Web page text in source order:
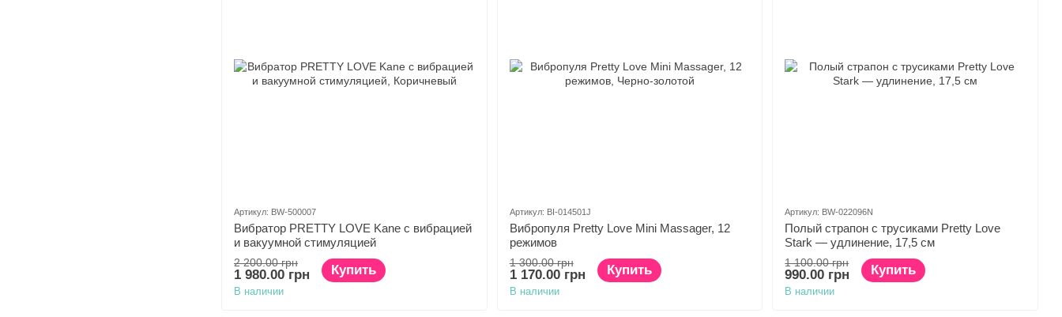
Артикул: BW-500007
Вибратор PRETTY LOVE Kane с вибрацией
и вакуумной стимуляцией
2 200.00 грн
1 980.00 грн Купить
В наличии
Артикул: BI-014501J
Вибропуля Pretty Love Mini Massager, 12
режимов
1 300.00 грн
1 170.00 грн Купить
В наличии
Артикул: BW-022096N
Полый страпон с трусиками Pretty Love
Stark — удлинение, 17,5 см
1 100.00 грн
990.00 грн Купить
В наличии